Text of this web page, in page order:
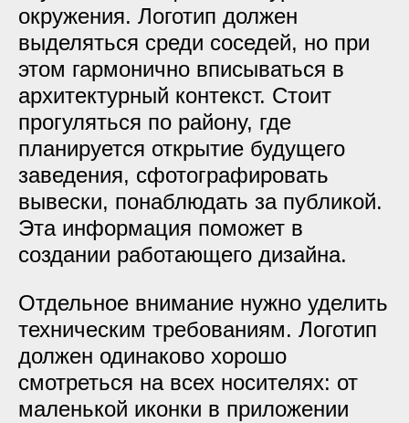
окружения. Логотип должен
выделяться среди соседей, но при
этом гармонично вписываться в
архитектурный контекст. Стоит
прогуляться по району, где
планируется открытие будущего
заведения, сфотографировать
вывески, понаблюдать за публикой.
Эта информация поможет в
создании работающего дизайна.
Отдельное внимание нужно уделить
техническим требованиям. Логотип
должен одинаково хорошо
смотреться на всех носителях: от
маленькой иконки в приложении